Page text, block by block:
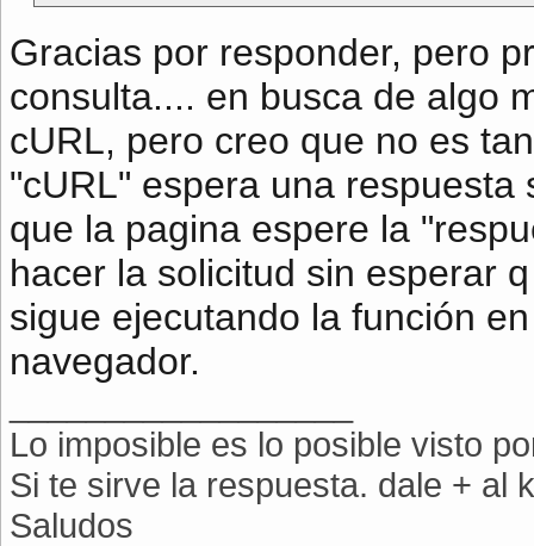
Gracias por responder, pero
consulta.... en busca de algo
cURL, pero creo que no es
"cURL" espera una
que la pagina espere la
hacer la solicitud sin esperar
sigue ejecutando la función
navegador.
Lo imposible es lo posible visto
Si te sirve la respuesta. dale + al
Saludos